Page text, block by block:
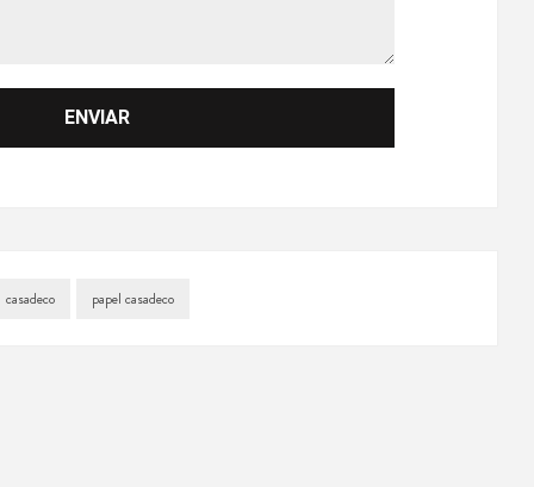
casadeco papel casadeco